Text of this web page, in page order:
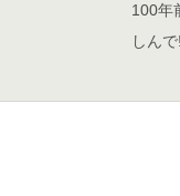
100年
しんで!